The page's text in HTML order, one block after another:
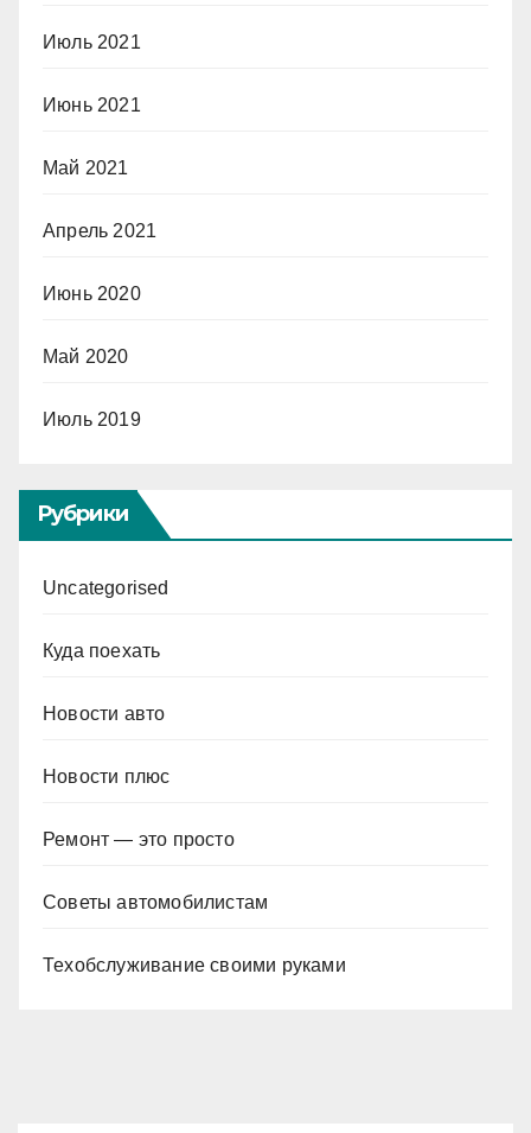
Июль 2021
Июнь 2021
Май 2021
Апрель 2021
Июнь 2020
Май 2020
Июль 2019
Рубрики
Uncategorised
Куда поехать
Новости авто
Новости плюс
Ремонт — это просто
Советы автомобилистам
Техобслуживание своими руками